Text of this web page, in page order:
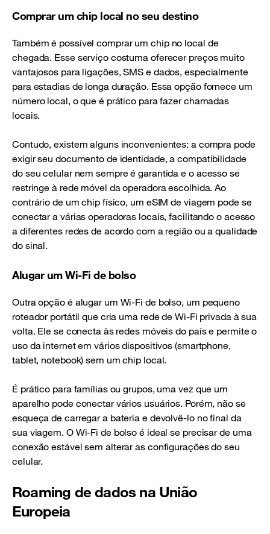
Comprar um chip local no seu destino
Também é possível comprar um chip no local de
chegada. Esse serviço costuma oferecer preços muito
vantajosos para ligações, SMS e dados, especialmente
para estadias de longa duração. Essa opção fornece um
número local, o que é prático para fazer chamadas
locais.
Contudo, existem alguns inconvenientes: a compra pode
exigir seu documento de identidade, a compatibilidade
do seu celular nem sempre é garantida e o acesso se
restringe à rede móvel da operadora escolhida. Ao
contrário de um chip físico, um eSIM de viagem pode se
conectar a várias operadoras locais, facilitando o acesso
a diferentes redes de acordo com a região ou a qualidade
do sinal.
Alugar um Wi-Fi de bolso
Outra opção é alugar um Wi-Fi de bolso, um pequeno
roteador portátil que cria uma rede de Wi-Fi privada à sua
volta. Ele se conecta às redes móveis do país e permite o
uso da internet em vários dispositivos (smartphone,
tablet, notebook) sem um chip local.
É prático para famílias ou grupos, uma vez que um
aparelho pode conectar vários usuários. Porém, não se
esqueça de carregar a bateria e devolvê-lo no final da
sua viagem. O Wi-Fi de bolso é ideal se precisar de uma
conexão estável sem alterar as configurações do seu
celular.
Roaming de dados na União
Europeia